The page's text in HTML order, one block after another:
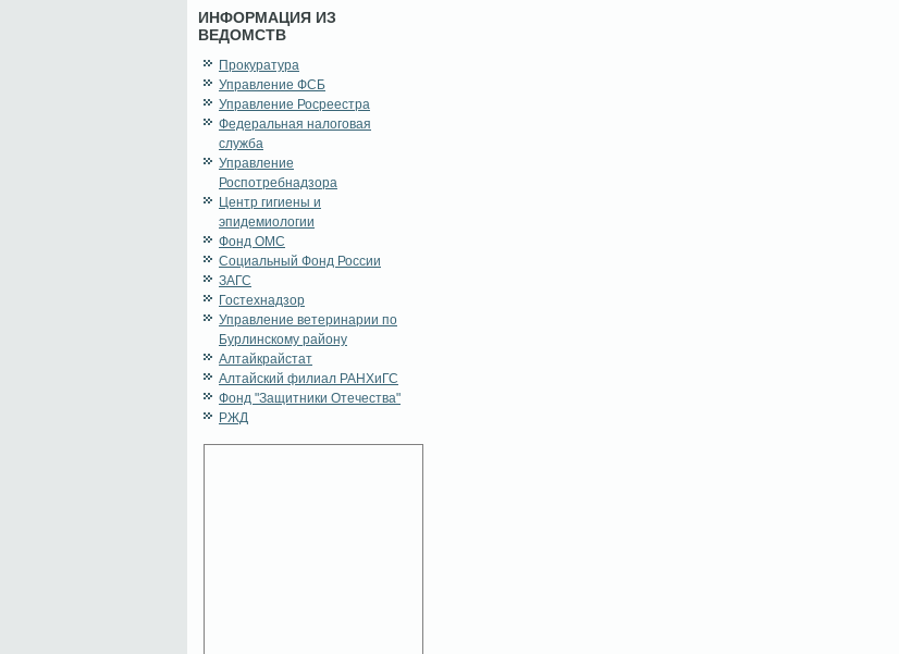
ИНФОРМАЦИЯ ИЗ
ВЕДОМСТВ
Прокуратура
Управление ФСБ
Управление Росреестра
Федеральная налоговая
служба
Управление
Роспотребнадзора
Центр гигиены и
эпидемиологии
Фонд ОМС
Социальный Фонд России
ЗАГС
Гостехнадзор
Управление ветеринарии по
Бурлинскому району
Алтайкрайстат
Алтайский филиал РАНХиГС
Фонд "Защитники Отечества"
РЖД